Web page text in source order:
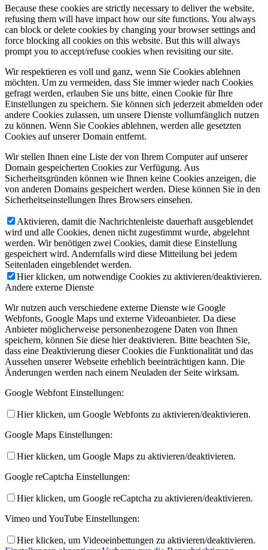
Because these cookies are strictly necessary to deliver the website,
refusing them will have impact how our site functions. You always
can block or delete cookies by changing your browser settings and
force blocking all cookies on this website. But this will always
prompt you to accept/refuse cookies when revisiting our site.
Wir respektieren es voll und ganz, wenn Sie Cookies ablehnen
möchten. Um zu vermeiden, dass Sie immer wieder nach Cookies
gefragt werden, erlauben Sie uns bitte, einen Cookie für Ihre
Einstellungen zu speichern. Sie können sich jederzeit abmelden oder
andere Cookies zulassen, um unsere Dienste vollumfänglich nutzen
zu können. Wenn Sie Cookies ablehnen, werden alle gesetzten
Cookies auf unserer Domain entfernt.
Wir stellen Ihnen eine Liste der von Ihrem Computer auf unserer
Domain gespeicherten Cookies zur Verfügung. Aus
Sicherheitsgründen können wie Ihnen keine Cookies anzeigen, die
von anderen Domains gespeichert werden. Diese können Sie in den
Sicherheitseinstellungen Ihres Browsers einsehen.
Aktivieren, damit die Nachrichtenleiste dauerhaft ausgeblendet
wird und alle Cookies, denen nicht zugestimmt wurde, abgelehnt
werden. Wir benötigen zwei Cookies, damit diese Einstellung
gespeichert wird. Andernfalls wird diese Mitteilung bei jedem
Seitenladen eingeblendet werden.
Hier klicken, um notwendige Cookies zu aktivieren/deaktivieren.
Andere externe Dienste
Wir nutzen auch verschiedene externe Dienste wie Google
Webfonts, Google Maps und externe Videoanbieter. Da diese
Anbieter möglicherweise personenbezogene Daten von Ihnen
speichern, können Sie diese hier deaktivieren. Bitte beachten Sie,
dass eine Deaktivierung dieser Cookies die Funktionalität und das
Aussehen unserer Webseite erheblich beeinträchtigen kann. Die
Änderungen werden nach einem Neuladen der Seite wirksam.
Google Webfont Einstellungen:
Hier klicken, um Google Webfonts zu aktivieren/deaktivieren.
Google Maps Einstellungen:
Hier klicken, um Google Maps zu aktivieren/deaktivieren.
Google reCaptcha Einstellungen:
Hier klicken, um Google reCaptcha zu aktivieren/deaktivieren.
Vimeo und YouTube Einstellungen:
Hier klicken, um Videoeinbettungen zu aktivieren/deaktivieren.